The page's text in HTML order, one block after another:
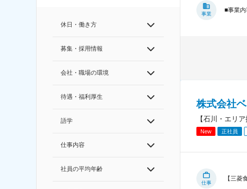
休日・働き方
募集・採用情報
会社・職場の環境
待遇・福利厚生
語学
仕事内容
社員の平均年齢
事業
■事業
株式会社
【石川・エリ
New 正社員
仕事
【三